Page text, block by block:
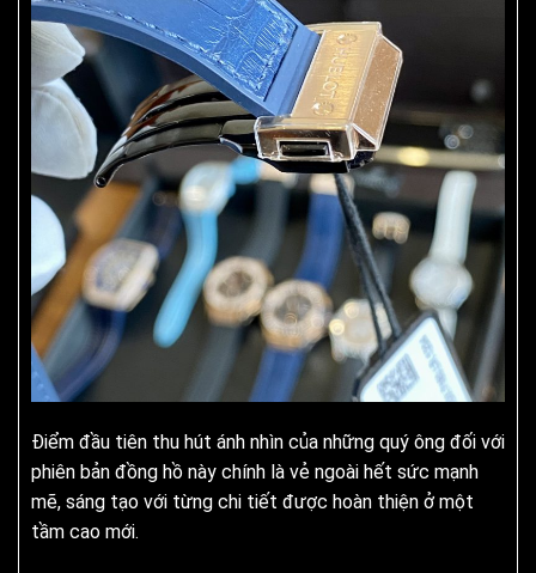
Điểm đầu tiên thu hút ánh nhìn của những quý ông đối với
phiên bản đồng hồ này chính là vẻ ngoài hết sức mạnh
mẽ, sáng tạo với từng chi tiết được hoàn thiện ở một
tầm cao mới.